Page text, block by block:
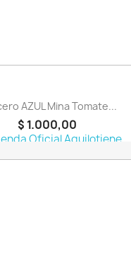
AZUL Mina Tomate...
$ 1.000,00
Oficial Aquilotiene